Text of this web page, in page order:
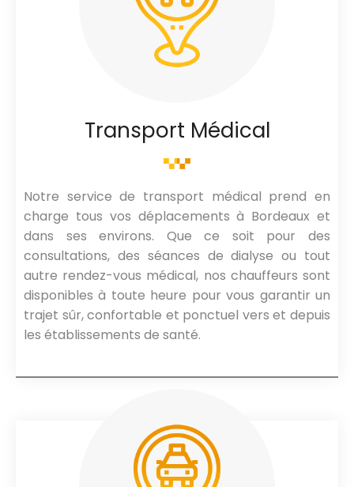
Transport Médical
Notre service de transport médical prend en
charge tous vos déplacements à Bordeaux et
dans ses environs. Que ce soit pour des
consultations, des séances de dialyse ou tout
autre rendez-vous médical, nos chauffeurs sont
disponibles à toute heure pour vous garantir un
trajet sûr, confortable et ponctuel vers et depuis
les établissements de santé.